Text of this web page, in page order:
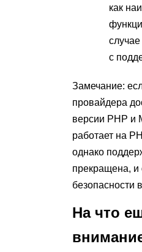
как
с
Замечание:
провайдера
версии PHP и
работает на
однако
прекращена, и
безопасности
На что